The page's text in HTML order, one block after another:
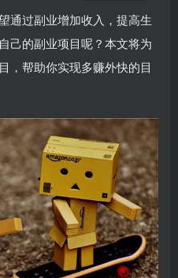
通过副业增加收入，提高生
己的副业项目呢？本文将为
，帮助你实现多赚外快的目